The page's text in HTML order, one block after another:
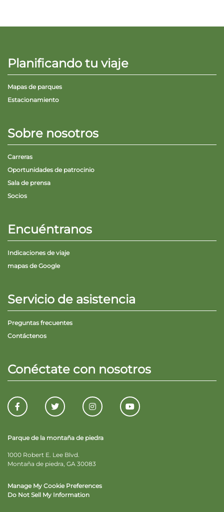
Planificando tu viaje
Mapas de parques
Estacionamiento
Sobre nosotros
Carreras
Oportunidades de patrocinio
Sala de prensa
Socios
Encuéntranos
Indicaciones de viaje
mapas de Google
Servicio de asistencia
Preguntas frecuentes
Contáctenos
Conéctate con nosotros
Parque de la montaña de piedra
1000 Robert E. Lee Blvd.
Montaña de piedra, GA 30083
Manage My Cookie Preferences
Do Not Sell My Information